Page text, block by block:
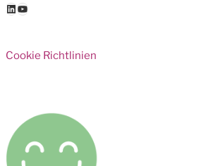
LinkedIn
YouTube
Cookie Richtlinien